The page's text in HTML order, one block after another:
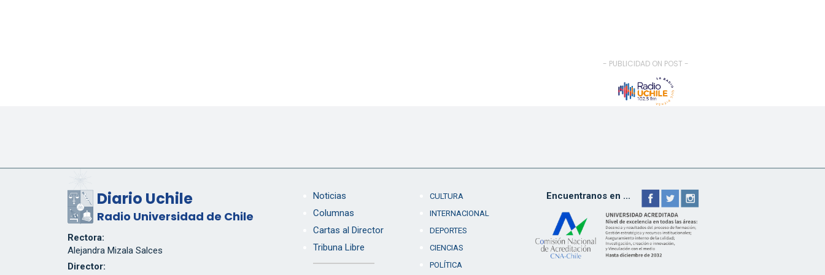
- PUBLICIDAD ON POST -
Diario Uchile
Radio Universidad de Chile
Rectora:
Alejandra Mizala Salces
Director:
Noticias
Columnas
Cartas al Director
Tribuna Libre
CULTURA
INTERNACIONAL
DEPORTES
CIENCIAS
POLÍTICA
Encuentranos en ...